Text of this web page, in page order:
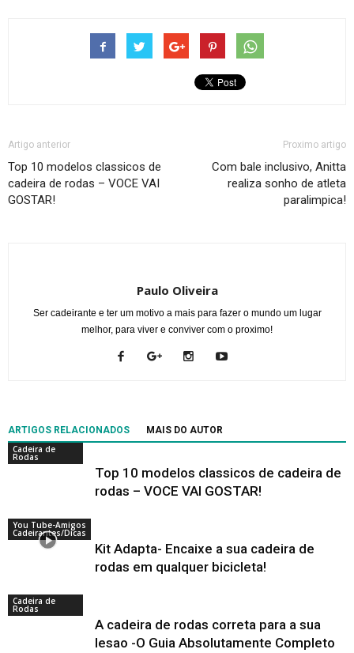
Artigo anterior
Top 10 modelos classicos de
cadeira de rodas – VOCE VAI
GOSTAR!
Proximo artigo
Com bale inclusivo, Anitta
realiza sonho de atleta
paralimpica!
Paulo Oliveira
Ser cadeirante e ter um motivo a mais para fazer o mundo um lugar
melhor, para viver e conviver com o proximo!
ARTIGOS RELACIONADOS
MAIS DO AUTOR
Cadeira de
Rodas
Top 10 modelos classicos de cadeira de
rodas – VOCE VAI GOSTAR!
You Tube-Amigos
Cadeirantes/Dicas
Kit Adapta- Encaixe a sua cadeira de
rodas em qualquer bicicleta!
Cadeira de
Rodas
A cadeira de rodas correta para a sua
lesao -O Guia Absolutamente Completo